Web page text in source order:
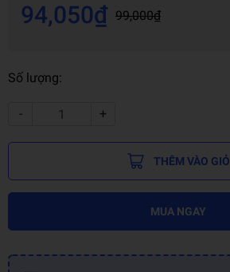
94,050₫ 99,000₫
Số lượng:
- +
THÊM VÀO GIỎ
MUA NGAY